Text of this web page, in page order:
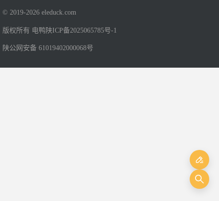
© 2019-2026 eleduck.com
版权所有 电鸭 陕ICP备2025065785号-1
陕公网安备 61019402000068号